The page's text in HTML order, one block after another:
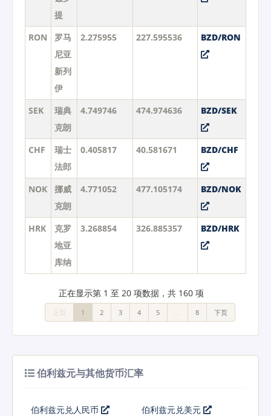
提
RON
罗马
尼亚
新列
伊
2.275955 227.595536 BZD/RON
SEK
瑞典
克朗
4.749746 474.974636 BZD/SEK
CHF
瑞士
法郎
0.405817 40.581671 BZD/CHF
NOK
挪威
克朗
4.771052 477.105174 BZD/NOK
HRK
克罗
地亚
库纳
3.268854 326.885357 BZD/HRK
正在显示第 1 至 20 项数据，共 160 项
上页 1 2 3 4 5 8 下页
伯利兹元与其他货币汇率
伯利兹元兑人民币 伯利兹元兑美元